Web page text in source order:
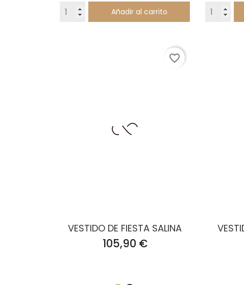
Añadir al carrito
VESTIDO DE FIESTA SALINA
Precio
105,90 €
favorite_border